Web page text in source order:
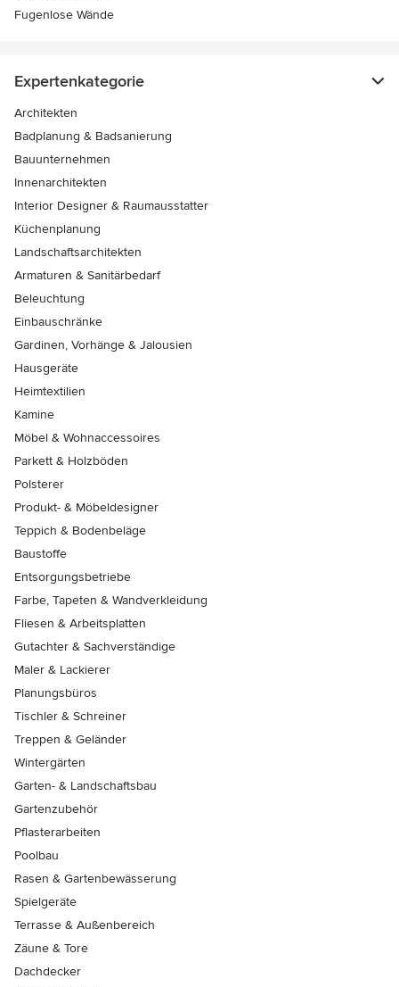
Fugenlose Wände
Expertenkategorie
Architekten
Badplanung & Badsanierung
Bauunternehmen
Innenarchitekten
Interior Designer & Raumausstatter
Küchenplanung
Landschaftsarchitekten
Armaturen & Sanitärbedarf
Beleuchtung
Einbauschränke
Gardinen, Vorhänge & Jalousien
Hausgeräte
Heimtextilien
Kamine
Möbel & Wohnaccessoires
Parkett & Holzböden
Polsterer
Produkt- & Möbeldesigner
Teppich & Bodenbeläge
Baustoffe
Entsorgungsbetriebe
Farbe, Tapeten & Wandverkleidung
Fliesen & Arbeitsplatten
Gutachter & Sachverständige
Maler & Lackierer
Planungsbüros
Tischler & Schreiner
Treppen & Geländer
Wintergärten
Garten- & Landschaftsbau
Gartenzubehör
Pflasterarbeiten
Poolbau
Rasen & Gartenbewässerung
Spielgeräte
Terrasse & Außenbereich
Zäune & Tore
Dachdecker